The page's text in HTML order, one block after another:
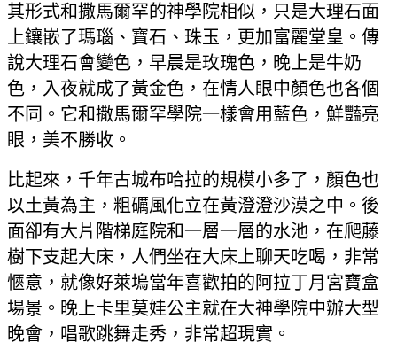
其形式和撒馬爾罕的神學院相似，只是大理石面
上鑲嵌了瑪瑙、寶石、珠玉，更加富麗堂皇。傳
說大理石會變色，早晨是玫瑰色，晚上是牛奶
色，入夜就成了黃金色，在情人眼中顏色也各個
不同。它和撒馬爾罕學院一樣會用藍色，鮮豔亮
眼，美不勝收。
比起來，千年古城布哈拉的規模小多了，顏色也
以土黃為主，粗礪風化立在黃澄澄沙漠之中。後
面卻有大片階梯庭院和一層一層的水池，在爬藤
樹下支起大床，人們坐在大床上聊天吃喝，非常
愜意，就像好萊塢當年喜歡拍的阿拉丁月宮寶盒
場景。晚上卡里莫娃公主就在大神學院中辦大型
晚會，唱歌跳舞走秀，非常超現實。